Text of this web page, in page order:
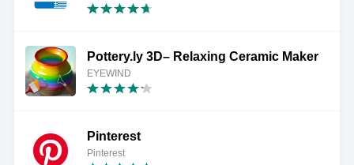
Pottery.ly 3D– Relaxing Ceramic Maker
EYEWIND
Pinterest
Pinterest